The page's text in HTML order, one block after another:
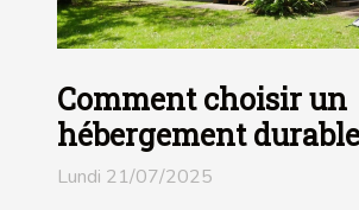
Comment choisir un
hébergement
vos escapades ?
Lundi 21/07/2025